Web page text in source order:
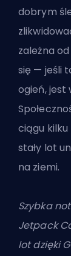
dobrym
zależna
się — jeśli
ogień,
ciągu
stały lot
na ziemi.
Szybka
Jetpack
lot dzięki